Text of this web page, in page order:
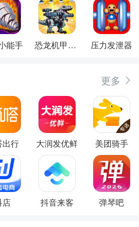
能手 恐龙机甲射手 压力发泄器
更多
出行 大润发优鲜 美团骑手
店 抖音来客 弹琴吧